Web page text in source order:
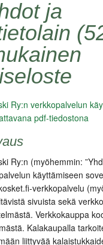
ja
Ry:n verkkopalvelun
pdf-tiedostona
Ry:n (myöhemmin:
käyttämiseen
verkkopalvelu
sivuista sekä
Verkkokauppa
Kalakaupalla
liittyvää